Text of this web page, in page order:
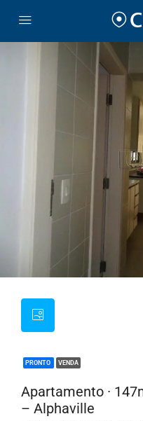
PRONTO VENDA
Apartamento ·
– Alphaville